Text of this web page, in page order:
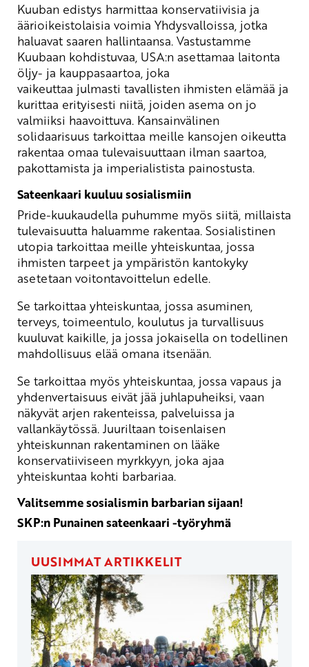
Kuuban edistys harmittaa konservatiivisia ja
äärioikeistolaisia voimia Yhdysvalloissa, jotka
haluavat saaren hallintaansa. Vastustamme
Kuubaan kohdistuvaa, USA:n asettamaa laitonta
öljy- ja kauppasaartoa, joka
vaikeuttaa julmasti tavallisten ihmisten elämää ja
kurittaa erityisesti niitä, joiden asema on jo
valmiiksi haavoittuva. Kansainvälinen
solidaarisuus tarkoittaa meille kansojen oikeutta
rakentaa omaa tulevaisuuttaan ilman saartoa,
pakottamista ja imperialistista painostusta.
Sateenkaari kuuluu sosialismiin
Pride-kuukaudella puhumme myös siitä, millaista
tulevaisuutta haluamme rakentaa. Sosialistinen
utopia tarkoittaa meille yhteiskuntaa, jossa
ihmisten tarpeet ja ympäristön kantokyky
asetetaan voitontavoittelun edelle.
Se tarkoittaa yhteiskuntaa, jossa asuminen,
terveys, toimeentulo, koulutus ja turvallisuus
kuuluvat kaikille, ja jossa jokaisella on todellinen
mahdollisuus elää omana itsenään.
Se tarkoittaa myös yhteiskuntaa, jossa vapaus ja
yhdenvertaisuus eivät jää juhlapuheiksi, vaan
näkyvät arjen rakenteissa, palveluissa ja
vallankäytössä. Juuriltaan toisenlaisen
yhteiskunnan rakentaminen on lääke
konservatiiviseen myrkkyyn, joka ajaa
yhteiskuntaa kohti barbariaa.
Valitsemme sosialismin barbarian sijaan!
SKP:n Punainen sateenkaari -työryhmä
UUSIMMAT ARTIKKELIT